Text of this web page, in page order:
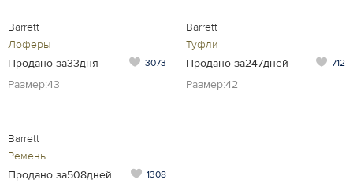
Barrett
Лоферы
Продано за33дня
3073
Размер:43
Barrett
Туфли
Продано за247дней
712
Размер:42
Barrett
Ремень
Продано за508дней
1308